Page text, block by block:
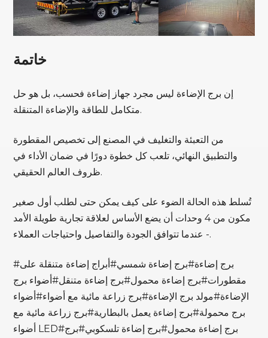
خاتمة
إن برج الإضاءة ليس مجرد جهاز إضاءة فحسب، بل هو حل
متكامل للطاقة والإضاءة المتنقلة.
من التعبئة والتغليف في المصنع إلى تخصيص المقطورة
والتطبيق النهائي، تلعب كل خطوة دورًا في ضمان الأداء في
ظروف العالم الحقيقي.
تُسلط هذه الحالة الضوء على كيف يمكن حتى لطلب أول صغير
مكون من 4 وحدات أن يضع الأساس لعلاقة تجارية طويلة الأمد
- عندما تتوافق الجودة والتفاصيل واحتياجات العملاء.
#برج إضاءة#برج إضاءة شمسي#أبراج إضاءة متنقلة على
مقطورات#برج إضاءة محمول#برج إضاءة متنقل#أضواء برج
الإضاءة#مولد برج الإضاءة#برج زراعة مائية مع أضواء#أضواء
برج محمولة#برج إضاءة يعمل بالبطارية#برج زراعة مائية مع
أضواء LED#برج إضاءة محمول#برج إضاءة تلسكوبي#برج